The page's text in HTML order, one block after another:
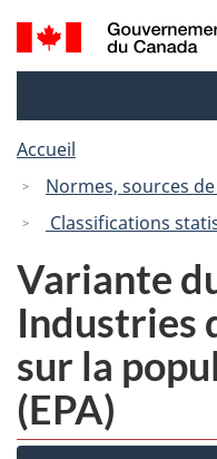
Recherche
et
Accueil
Normes, sources
Classifications
Variante
Industries
sur la
(EPA)